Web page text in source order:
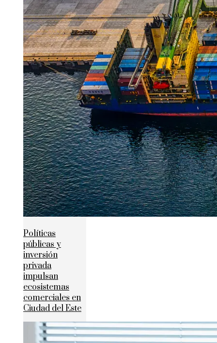
Políticas
públicas y
inversión
privada
impulsan
ecosistemas
comerciales en
Ciudad del Este